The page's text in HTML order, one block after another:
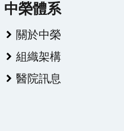
中榮體系
關於中榮
組織架構
醫院訊息